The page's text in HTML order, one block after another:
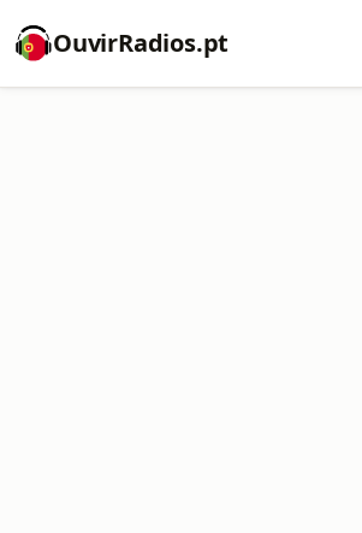
OuvirRadios.pt